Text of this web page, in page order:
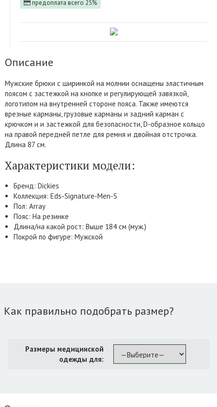
предоплата всего 25%
Описание
Мужские брюки с ширинкой на молнии оснащены эластичным
поясом с застежкой на кнопке и регулирующей завязкой,
логотипом на внутренней стороне пояса. Также имеются
врезные карманы, грузовые карманы и задний карман с
крючком и и застежкой для безопасности, D-образное кольцо
на правой передней петле для ремня и двойная отстрочка.
Длина 87 см.
Характеристики модели:
Бренд: Dickies
Коллекция: Eds-Signature-Men-S
Пол: Array
Пояс: На резинке
Длина/на какой рост: Выше 184 см (муж.)
Покрой по фигуре: Мужской
Как правильно подобрать размер?
Размеры медицинской
одежды для: